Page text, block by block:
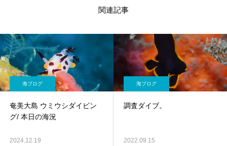
関連記事
海ブログ
奄美大島 ウミウシダイビン
グ/ 本日の海況
2024.12.19
海ブログ
調査ダイブ。
2022.09.15